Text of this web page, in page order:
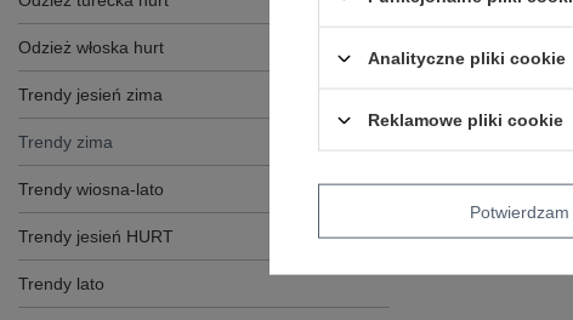
Odzież włoska hurt
Trendy jesień zima
Trendy zima
Trendy wiosna-lato
Trendy jesień HURT
Trendy lato
Analityczne pliki cookie
Reklamowe pliki cookie